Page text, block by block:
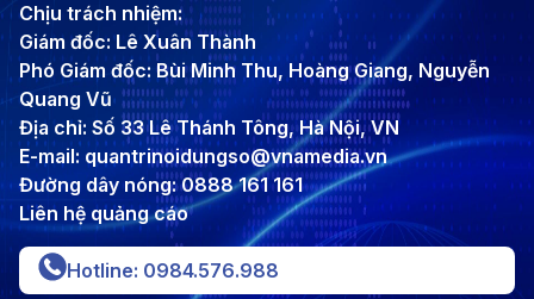
Chịu trách nhiệm:
Giám đốc: Lê Xuân Thành
Phó Giám đốc: Bùi Minh Thu, Hoàng Giang, Nguyễn
Quang Vũ
Địa chỉ: Số 33 Lê Thánh Tông, Hà Nội, VN
E-mail: quantrinoidungso@vnamedia.vn
Đường dây nóng: 0888 161 161
Liên hệ quảng cáo
Hotline: 0984.576.988